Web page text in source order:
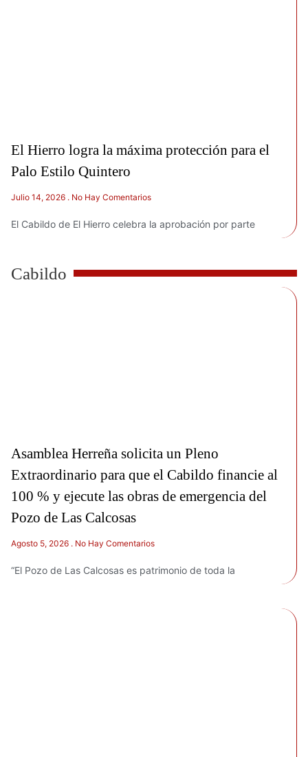
El Hierro logra la máxima protección para el
Palo Estilo Quintero
Julio 14, 2026 No Hay Comentarios
El Cabildo de El Hierro celebra la aprobación por parte
Cabildo
Asamblea Herreña solicita un Pleno
Extraordinario para que el Cabildo financie al
100 % y ejecute las obras de emergencia del
Pozo de Las Calcosas
Agosto 5, 2026 No Hay Comentarios
“El Pozo de Las Calcosas es patrimonio de toda la